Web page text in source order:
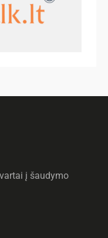
į šaudymo